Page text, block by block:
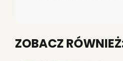
ZOBACZ